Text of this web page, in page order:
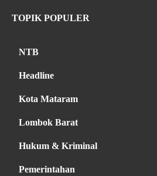
TOPIK POPULER
NTB
Headline
Kota Mataram
Lombok Barat
Hukum & Kriminal
Pemerintahan